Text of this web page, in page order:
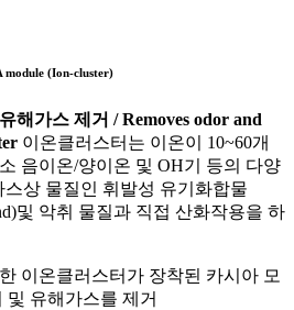
module (Ion-cluster)
해가스 제거 / Removes odor and
이온클러스터는 이온이 10~60개
음이온/양이온 및 OH기 등의 다양
스상 물질인 휘발성 유기화합물
및 악취 물질과 직접 산화작용을 하
이온클러스터가 장착된 카시아 모
및 유해가스를 제거